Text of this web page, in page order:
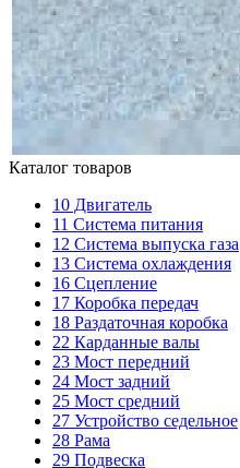
Каталог товаров
10 Двигатель
11 Система питания
12 Система выпуска газа
13 Система охлаждения
16 Сцепление
17 Коробка передач
18 Раздаточная коробка
22 Карданные валы
23 Мост передний
24 Мост задний
25 Мост средний
27 Устройство седельное
28 Рама
29 Подвеска